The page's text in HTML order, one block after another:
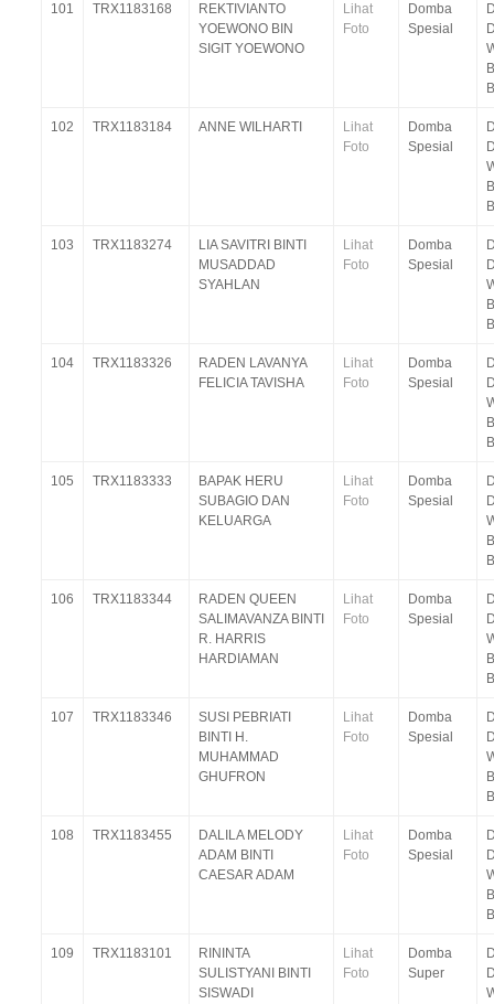
101 TRX1183168
REKTIVIANTO
YOEWONO BIN
SIGIT YOEWONO
Lihat
Foto
Domba
Spesial
102 TRX1183184 ANNE WILHARTI
Lihat
Foto
Domba
Spesial
103 TRX1183274
LIA SAVITRI BINTI
MUSADDAD
SYAHLAN
Lihat
Foto
Domba
Spesial
104 TRX1183326
RADEN LAVANYA
FELICIA TAVISHA
Lihat
Foto
Domba
Spesial
105 TRX1183333
BAPAK HERU
SUBAGIO DAN
KELUARGA
Lihat
Foto
Domba
Spesial
106 TRX1183344
RADEN QUEEN
SALIMAVANZA BINTI
R. HARRIS
HARDIAMAN
Lihat
Foto
Domba
Spesial
107 TRX1183346
SUSI PEBRIATI
BINTI H.
MUHAMMAD
GHUFRON
Lihat
Foto
Domba
Spesial
108 TRX1183455
DALILA MELODY
ADAM BINTI
CAESAR ADAM
Lihat
Foto
Domba
Spesial
109 TRX1183101
RININTA
SULISTYANI BINTI
SISWADI
Lihat
Foto
Domba
Super